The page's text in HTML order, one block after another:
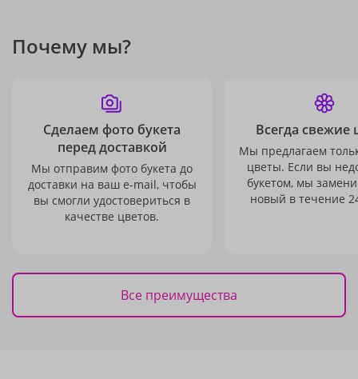
Почему мы?
Сделаем фото букета
перед доставкой
Мы отправим фото букета до
доставки на ваш e-mail, чтобы
вы смогли удостовериться в
качестве цветов.
Всегда свежие
Мы предлагаем
цветы. Если вы
букетом, мы
новый в течение
Все преимущества